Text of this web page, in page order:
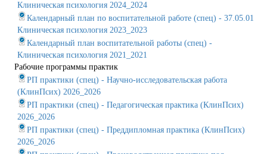
Клиническая психология 2024_2024
Календарный план по воспитательной работе (спец) - 37.05.01
Клиническая психология 2023_2023
Календарный план воспитательной работы (спец) -
Клиническая психология 2021_2021
Рабочие программы практик
РП практики (спец) - Научно-исследовательская работа
(КлинПсих) 2026_2026
РП практики (спец) - Педагогическая практика (КлинПсих)
2026_2026
РП практики (спец) - Преддипломная практика (КлинПсих)
2026_2026